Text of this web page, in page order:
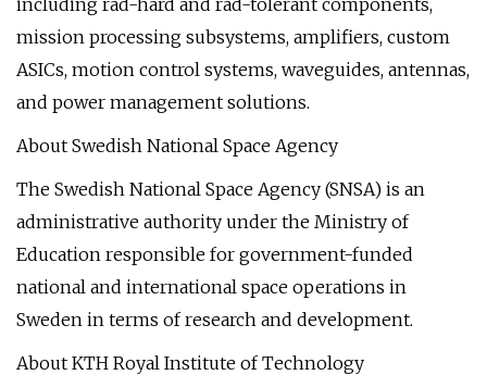
including rad-hard and rad-tolerant components,
mission processing subsystems, amplifiers, custom
ASICs, motion control systems, waveguides, antennas,
and power management solutions.
About Swedish National Space Agency
The Swedish National Space Agency (SNSA) is an
administrative authority under the Ministry of
Education responsible for government-funded
national and international space operations in
Sweden in terms of research and development.
About KTH Royal Institute of Technology